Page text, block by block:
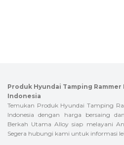
Produk Hyundai Tamping Rammer
Indonesia
Temukan Produk Hyundai Tamping
Indonesia dengan harga bersaing
Berkah Utama Alloy siap melayani
Segera hubungi kami untuk informasi